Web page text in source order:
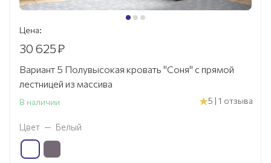
Цена:
30 625₽
Вариант 5 Полувысокая кровать "Соня" с прямой
лестницей из массива
В наличии 5 | 1 отзыва
Цвет — Белый